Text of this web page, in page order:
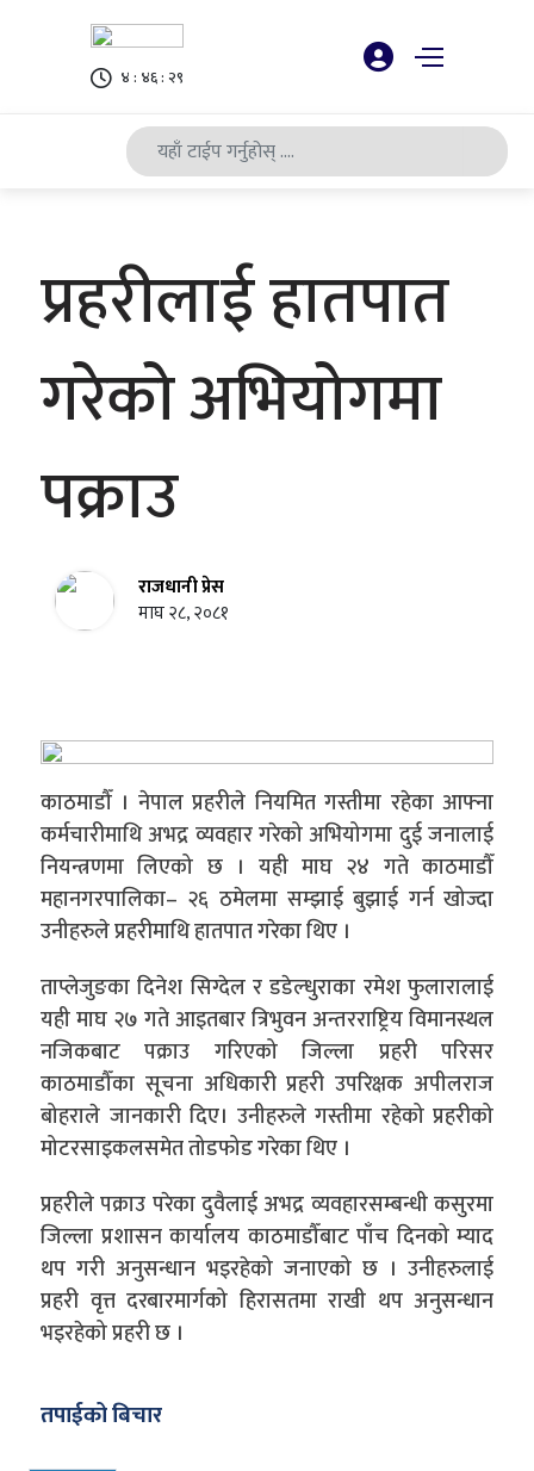
४ : ४६ : ३०
प्रहरीलाई हातपात
गरेको अभियोगमा
पक्राउ
राजधानी प्रेस
माघ २८, २०८१
काठमाडौँ । नेपाल प्रहरीले नियमित गस्तीमा रहेका आफ्ना
कर्मचारीमाथि अभद्र व्यवहार गरेको अभियोगमा दुई जनालाई
नियन्त्रणमा लिएको छ । यही माघ २४ गते काठमाडौँ
महानगरपालिका– २६ ठमेलमा सम्झाई बुझाई गर्न खोज्दा
उनीहरुले प्रहरीमाथि हातपात गरेका थिए ।
ताप्लेजुङका दिनेश सिग्देल र डडेल्धुराका रमेश फुलारालाई
यही माघ २७ गते आइतबार त्रिभुवन अन्तरराष्ट्रिय विमानस्थल
नजिकबाट पक्राउ गरिएको जिल्ला प्रहरी परिसर
काठमाडौँका सूचना अधिकारी प्रहरी उपरिक्षक अपीलराज
बोहराले जानकारी दिए। उनीहरुले गस्तीमा रहेको प्रहरीको
मोटरसाइकलसमेत तोडफोड गरेका थिए ।
प्रहरीले पक्राउ परेका दुवैलाई अभद्र व्यवहारसम्बन्धी कसुरमा
जिल्ला प्रशासन कार्यालय काठमाडौँबाट पाँच दिनको म्याद
थप गरी अनुसन्धान भइरहेको जनाएको छ । उनीहरुलाई
प्रहरी वृत्त दरबारमार्गको हिरासतमा राखी थप अनुसन्धान
भइरहेको प्रहरी छ ।
तपाईको बिचार